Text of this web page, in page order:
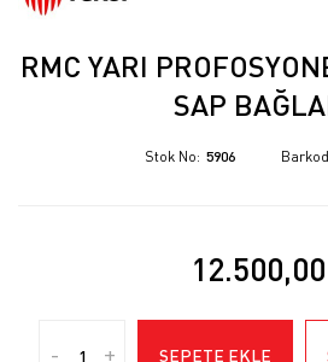
RMC YARI
SAP
Stok No 5906 Barkod
- + SEPETE EKLE